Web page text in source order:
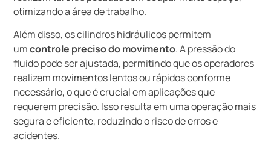
otimizando a área de trabalho.
Além disso, os cilindros hidráulicos permitem
umcontrole preciso do movimento. A pressão do
fluido pode ser ajustada, permitindo que os operadores
realizem movimentos lentos ou rápidos conforme
necessário, o que é crucial em aplicações que
requerem precisão. Isso resulta em uma operação mais
segura e eficiente, reduzindo o risco de erros e
acidentes.